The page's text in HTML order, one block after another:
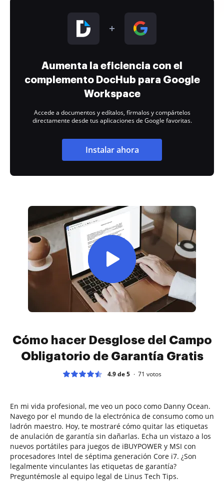
Aumenta la eficiencia con el
complemento DocHub para Google
Workspace
Accede a documentos y edítalos, fírmalos y compártelos
directamente desde tus aplicaciones de Google favoritas.
Instalar ahora
Cómo hacer Desglose del Campo
Obligatorio de Garantía Gratis
4.9 de 5 71 votos
En mi vida profesional, me veo un poco como Danny Ocean.
Navego por el mundo de la electrónica de consumo como un
ladrón maestro. Hoy, te mostraré cómo quitar las etiquetas
de anulación de garantía sin dañarlas. Echa un vistazo a los
nuevos portátiles para juegos de iBUYPOWER y MSI con
procesadores Intel de séptima generación Core i7. ¿Son
legalmente vinculantes las etiquetas de garantía?
Preguntémosle al equipo legal de Linus Tech Tips.